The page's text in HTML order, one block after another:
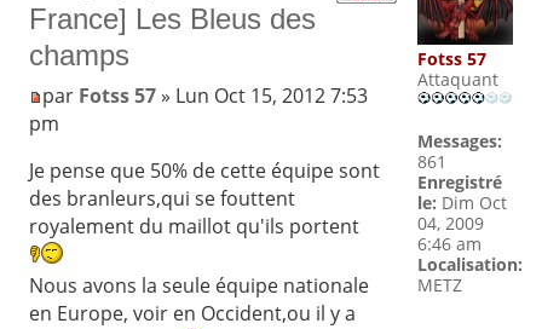
France] Les Bleus des
champs
par Fotss 57» Lun Oct 15, 2012 7:53
pm
Je pense que 50% de cette équipe sont
des branleurs,qui se fouttent
royalement du maillot qu'ils portent
Nous avons la seule équipe nationale
en Europe, voir en Occident,ou il y a
Fotss 57
Attaquant
Messages:
861
Enregistré
le: Dim Oct
04, 2009
6:46 am
Localisation:
METZ